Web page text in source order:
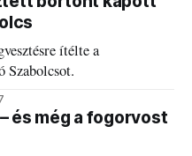
ítélte a
Szabolcsot.
és még a fogorvost